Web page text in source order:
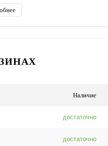
Наличие
достаточно
достаточно